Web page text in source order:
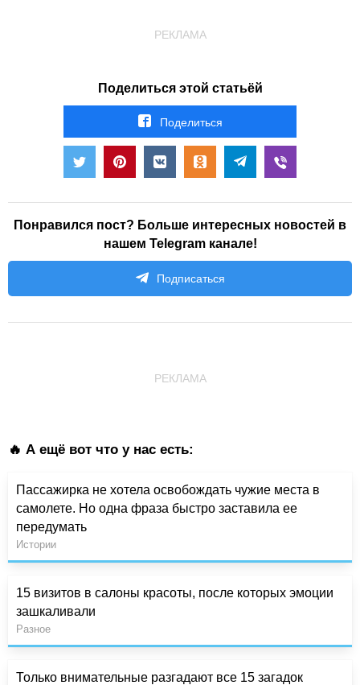
РЕКЛАМА
Поделиться этой статьёй
Поделиться
Понравился пост? Больше интересных новостей в
нашем Telegram канале!
Подписаться
РЕКЛАМА
🔥 А ещё вот что у нас есть:
Пассажирка не хотела освобождать чужие места в
самолете. Но одна фраза быстро заставила ее
передумать
Истории
15 визитов в салоны красоты, после которых эмоции
зашкаливали
Разное
Только внимательные разгадают все 15 загадок